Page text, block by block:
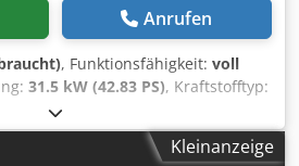
Anrufen
, Funktionsfähigkeit: voll
31.5 kW (42.83 PS), Kraftstofftyp:
, Gesamtgewicht:
2012, Betriebsstunden:
, Hersteller: CASE Typ: CX 50B
Kleinanzeige